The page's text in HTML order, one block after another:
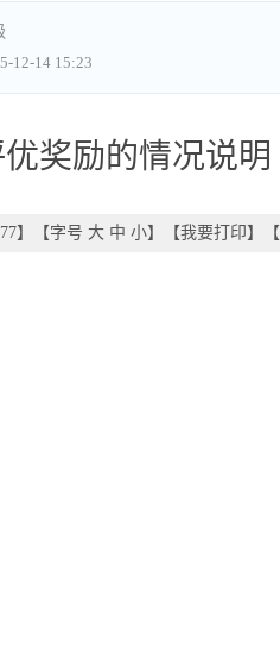
12-14 15:23
奖励的情况说明
77】【字号 大 中 小】【我要打印】【